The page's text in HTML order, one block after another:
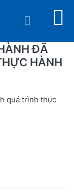
ĐÃ
HÀNH
quá trình thực